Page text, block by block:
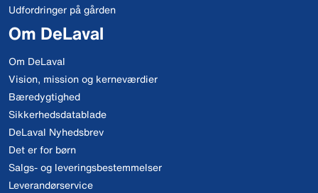
Udfordringer på gården
Om DeLaval
Om DeLaval
Vision, mission og kerneværdier
Bæredygtighed
Sikkerhedsdatablade
DeLaval Nyhedsbrev
Det er for børn
Salgs- og leveringsbestemmelser
Leverandørservice